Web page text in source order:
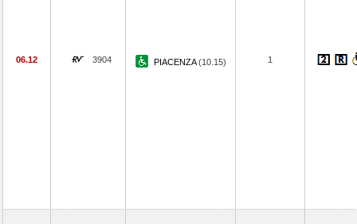
06.12 3904 PIACENZA(10.15) 1